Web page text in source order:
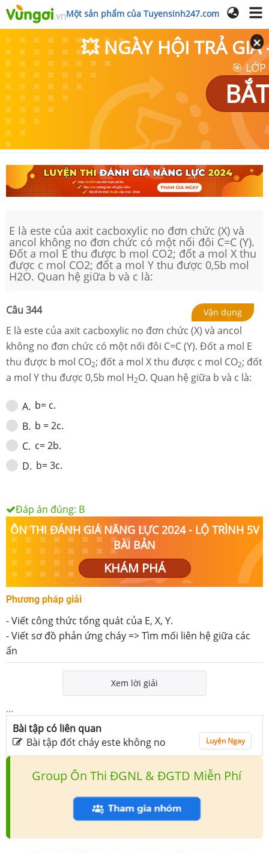
Một sản phẩm của Tuyensinh247.com
💥 NGÀY HỘI TRẢ GIÁ
🎯
E là este của axit cacboxylic no đơn chức (X) và
ancol không no đơn chức có một nối đôi C=C (Y).
Đốt a mol E thu được b mol CO2; đốt a mol X thu
được c mol CO2; đốt a mol Y thu được 0,5b mol
H2O. Quan hệ giữa b và c là:
Câu 344 Vận dụng
E là este của axit cacboxylic no đơn chức (X) và ancol
không no đơn chức có một nối đôi C=C (Y). Đốt a mol E
thu được b mol CO2; đốt a mol X thu được c mol CO2; đốt
a mol Y thu được 0,5b mol H2O. Quan hệ giữa b và c là:
A. b= c.
B. b = 2c.
C. c= 2b.
D. b= 3c.
Đáp án đúng: B
ÔN THI ĐÁNH GIÁ NĂNG LỰC 2024 - LỘ TRÌNH 5V
BÀI BẢN
KHÁM PHÁ
Phương pháp giải
- Viết công thức tổng quát của E, X, Y.
- Viết sơ đồ phản ứng cháy => Tìm mối liên hệ giữa các
ẩn
Xem lời giải
...
Bài tập có liên quan
Bài tập đốt cháy este không no
Luyện Ngay
Group Ôn Thi ĐGNL & ĐGTD Miễn Phí